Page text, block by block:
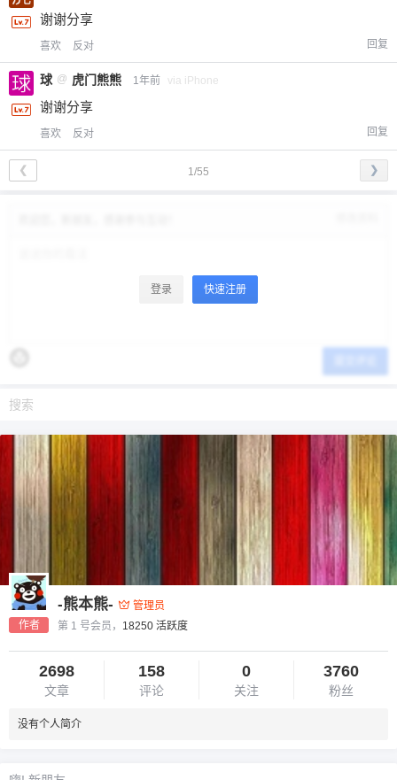
谢谢分享
喜欢 反对 回复
球 @ 虎门熊熊 1年前 via iPhone
谢谢分享
喜欢 反对 回复
1/55
❮ ❯
登录 快速注册
作者
-熊本熊-
管理员
第 1 号会员， 18250 活跃度
2698
文章
158
评论
0
关注
3760
粉丝
没有个人简介